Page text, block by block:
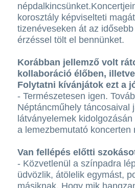
korosztály képviselteti
tizenéveseken át az
érzéssel tölt el bennünket.
Korábban jellemző volt
kollaboráció élőben,
Folytatni kívánjátok ezt a
- Természetesen igen.
Néptáncműhely táncosaival
látványelemek
a lemezbemutató
Van fellépés előtti
- Közvetlenül a színpadra
üdvözlik, átölelik egymást,
másiknak. Hogy mik